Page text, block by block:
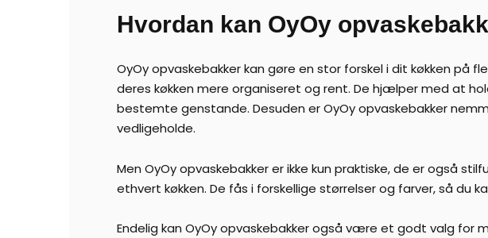
Hvordan kan OyOy
OyOy opvaskebakker kan gøre en stor forskel i dit køkken
deres køkken mere organiseret og rent. De hjælper med at
bestemte genstande. Desuden er OyOy opvaskebakker
vedligeholde.
Men OyOy opvaskebakker er ikke kun praktiske, de er også
ethvert køkken. De fås i forskellige størrelser og farver, så du
Endelig kan OyOy opvaskebakker også være et godt valg